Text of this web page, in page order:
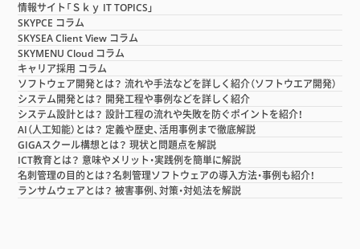
情報サイト「Ｓｋｙ IT TOPICS」
SKYPCE コラム
SKYSEA Client View コラム
SKYMENU Cloud コラム
キャリア採用 コラム
ソフトウェア開発とは？ 流れや手法などを詳しく紹介（ソフトウエア開発）
システム開発とは？ 開発工程や事例などを詳しく紹介
システム設計とは？ 設計工程の流れや失敗を防ぐポイントを紹介！
AI（人工知能）とは？ 定義や歴史、活用事例まで徹底解説
GIGAスクール構想とは？ 現状と問題点を解説
ICT教育とは？ 意味やメリット・実践例を簡単に解説
名刺管理の目的とは？名刺管理ソフトウェアの導入方法・事例も紹介！
ランサムウェアとは？ 被害事例、対策・対処法を解説